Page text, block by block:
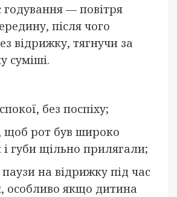
годування — повітря
після чого
відрижку, тягнучи за
суміші.
без поспіху;
щоб рот був широко
і губи щільно прилягали;
паузи на відрижку під час
особливо якщо дитина